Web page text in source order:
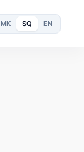
MK SQ EN